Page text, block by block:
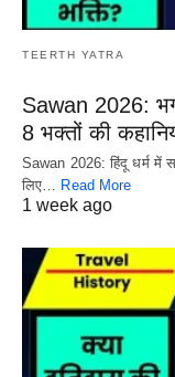
TEERTH YATRA
Sawan 2026:
8 भक्तों की
Sawan 2026: हिंदू धर्म में
लिए… Read More
1 week ago